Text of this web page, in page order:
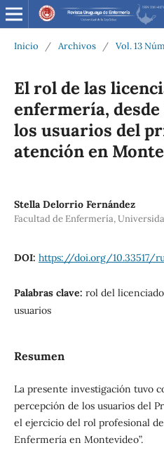
Inicio / Archivos / Vol. 13
El rol de las
enfermería,
los usuarios del
atención en
Stella Delorrio Fernández
Facultad de Enfermería,
DOI: https://doi.org/10.33517/
Palabras clave: rol del
usuarios
Resumen
La presente investigación tuvo
percepción de los usuarios del
el ejercicio del rol profesional
Enfermería en Montevideo”.